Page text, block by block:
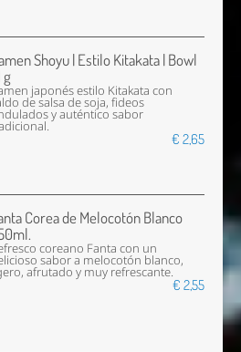
Shoyu | Estilo Kitakata | Bowl
g
japonés estilo Kitakata con
de salsa de soja, fideos
y auténtico sabor
€ 2,65
Corea de Melocotón Blanco
coreano Fanta con un
sabor a melocotón blanco,
afrutado y muy refrescante.
€ 2,55